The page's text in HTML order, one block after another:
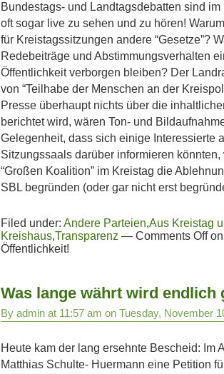
Bundestags- und Landtagsdebatten sind
oft sogar live zu sehen und zu hören!
für Kreistagssitzungen andere “Gesetze”?
Redebeiträge und Abstimmungsverhalten
Öffentlichkeit verborgen bleiben? Der
von “Teilhabe der Menschen an der
Presse überhaupt nichts über die
berichtet wird, wären Ton- und
Gelegenheit, dass sich einige Interessierte
Sitzungssaals darüber informieren könnten,
“Großen Koalition” im Kreistag die
SBL begründen (oder gar nicht erst
Filed under: Andere Parteien,Aus Kreistag
Kreishaus,Transparenz — Comments Offon
Öffentlichkeit!
Was lange währt wird endlich
By admin at 11:57 am on Tuesday, November
Heute kam der lang ersehnte Bescheid: Im
Matthias Schulte- Huermann eine Petition